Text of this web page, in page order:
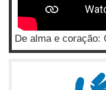
De alma e coração: